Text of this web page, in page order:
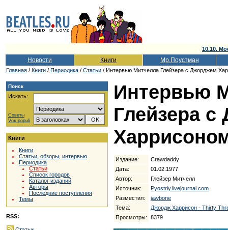
10.10.
Новости Книги Мр.Поустман
Главная / Книги / Периодика / Статьи / Интервью Митчелла Глейзера с Джорджем
Поиск
Искать:
Советы
Vox populi
Книги
Книги
Статьи, обзоры, интервью
Периодика
Статьи
Список городов
Каталог изданий
Авторы
Последние поступления
Темы
RSS:
Интервью
Глейзера
Издание:
Crawdaddy
Дата:
01.02.1977
Автор:
Глейзер Митчелл
Источник:
Pyostriy.livejournal.com
Разместил:
jawbone
Тема:
Джордж Харрисон - Thirty
Просмотры:
8379